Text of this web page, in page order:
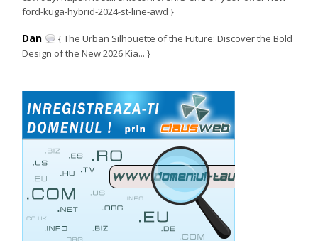
ford-kuga-hybrid-2024-st-line-awd }
Dan
{ The Urban Silhouette of the Future: Discover the Bold
Design of the New 2026 Kia... }